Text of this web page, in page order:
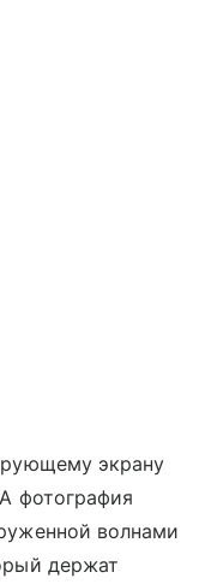
экрану
фотография
волнами
держат